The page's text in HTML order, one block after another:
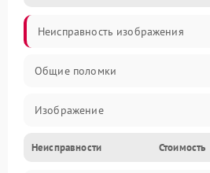
Неисправность изображения
Общие поломки
Изображение
Лампа подсветки
Неисправности Стоимость